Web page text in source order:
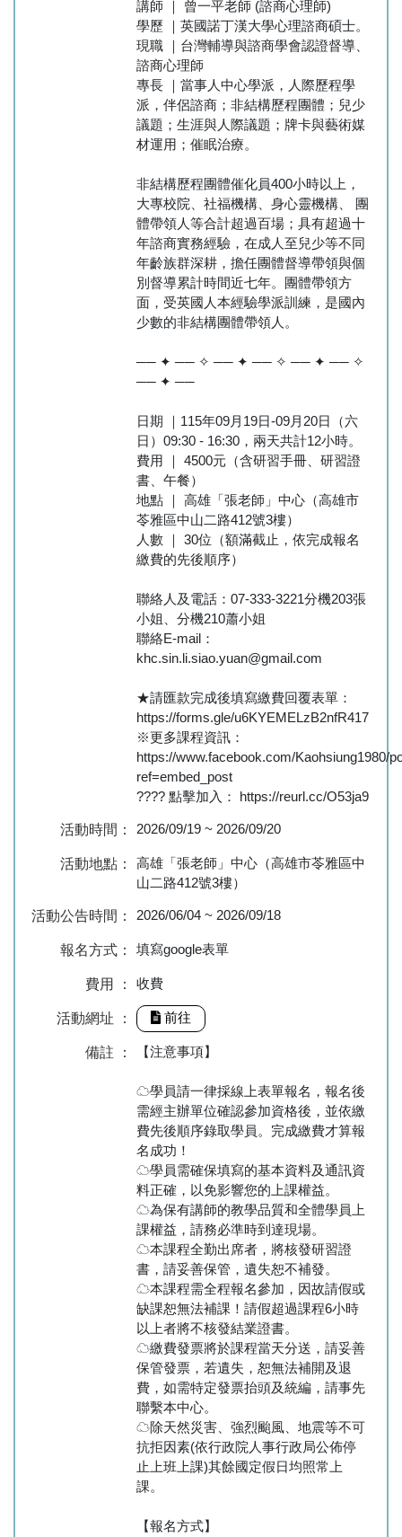
講師 ｜ 曾一平老師 (諮商心理師)
學歷 ｜英國諾丁漢大學心理諮商碩士。
現職 ｜台灣輔導與諮商學會認證督導、
諮商心理師
專長 ｜當事人中心學派，人際歷程學
派，伴侶諮商；非結構歷程團體；兒少
議題；生涯與人際議題；牌卡與藝術媒
材運用；催眠治療。
非結構歷程團體催化員400小時以上，
大專校院、社福機構、身心靈機構、 團
體帶領人等合計超過百場；具有超過十
年諮商實務經驗，在成人至兒少等不同
年齡族群深耕，擔任團體督導帶領與個
別督導累計時間近七年。團體帶領方
面，受英國人本經驗學派訓練，是國內
少數的非結構團體帶領人。
── ✦ ── ✧ ── ✦ ── ✧ ── ✦ ── ✧
── ✦ ──
日期 ｜115年09月19日-09月20日（六
日）09:30 - 16:30，兩天共計12小時。
費用 ｜ 4500元（含研習手冊、研習證
書、午餐）
地點 ｜ 高雄「張老師」中心（高雄市
苓雅區中山二路412號3樓）
人數 ｜ 30位（額滿截止，依完成報名
繳費的先後順序）
聯絡人及電話：07-333-3221分機203張
小姐、分機210蕭小姐
聯絡E-mail：
khc.sin.li.siao.yuan@gmail.com
★請匯款完成後填寫繳費回覆表單：
https://forms.gle/u6KYEMELzB2nfR417
※更多課程資訊：
https://www.facebook.com/Kaohsiung1980/
ref=embed_post
???? 點擊加入： https://reurl.cc/O53ja9
活動時間： 2026/09/19 ~ 2026/09/20
活動地點：
高雄「張老師」中心（高雄市苓雅區中
山二路412號3樓）
活動公告時間： 2026/06/04 ~ 2026/09/18
報名方式： 填寫google表單
費用 ： 收費
活動網址 ： 前往
備註 ： 【注意事項】
☁學員請一律採線上表單報名，報名後
需經主辦單位確認參加資格後，並依繳
費先後順序錄取學員。完成繳費才算報
名成功！
☁學員需確保填寫的基本資料及通訊資
料正確，以免影響您的上課權益。
☁為保有講師的教學品質和全體學員上
課權益，請務必準時到達現場。
☁本課程全勤出席者，將核發研習證
書，請妥善保管，遺失恕不補發。
☁本課程需全程報名參加，因故請假或
缺課恕無法補課！請假超過課程6小時
以上者將不核發結業證書。
☁繳費發票將於課程當天分送，請妥善
保管發票，若遺失，恕無法補開及退
費，如需特定發票抬頭及統編，請事先
聯繫本中心。
☁除天然災害、強烈颱風、地震等不可
抗拒因素(依行政院人事行政局公佈停
止上班上課)其餘國定假日均照常上
課。
【報名方式】